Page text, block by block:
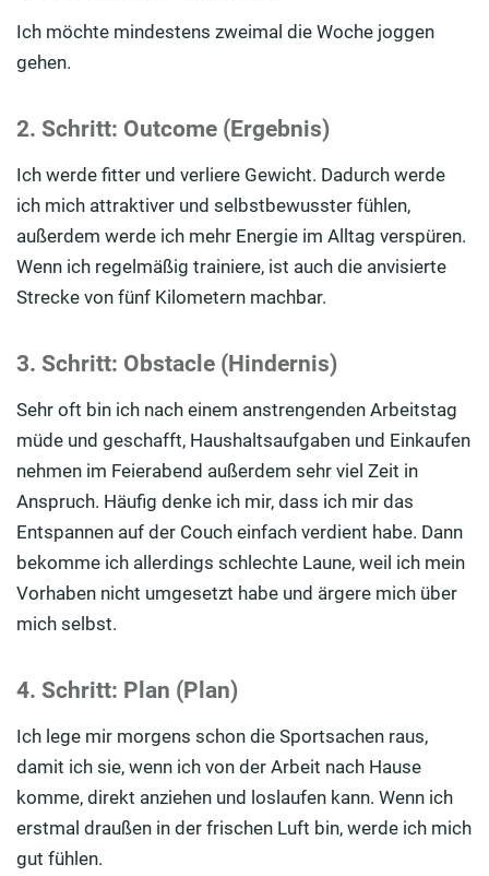
Ich möchte mindestens zweimal die Woche joggen
gehen.
2. Schritt: Outcome (Ergebnis)
Ich werde fitter und verliere Gewicht. Dadurch werde
ich mich attraktiver und selbstbewusster fühlen,
außerdem werde ich mehr Energie im Alltag verspüren.
Wenn ich regelmäßig trainiere, ist auch die anvisierte
Strecke von fünf Kilometern machbar.
3. Schritt: Obstacle (Hindernis)
Sehr oft bin ich nach einem anstrengenden Arbeitstag
müde und geschafft, Haushaltsaufgaben und Einkaufen
nehmen im Feierabend außerdem sehr viel Zeit in
Anspruch. Häufig denke ich mir, dass ich mir das
Entspannen auf der Couch einfach verdient habe. Dann
bekomme ich allerdings schlechte Laune, weil ich mein
Vorhaben nicht umgesetzt habe und ärgere mich über
mich selbst.
4. Schritt: Plan (Plan)
Ich lege mir morgens schon die Sportsachen raus,
damit ich sie, wenn ich von der Arbeit nach Hause
komme, direkt anziehen und loslaufen kann. Wenn ich
erstmal draußen in der frischen Luft bin, werde ich mich
gut fühlen.